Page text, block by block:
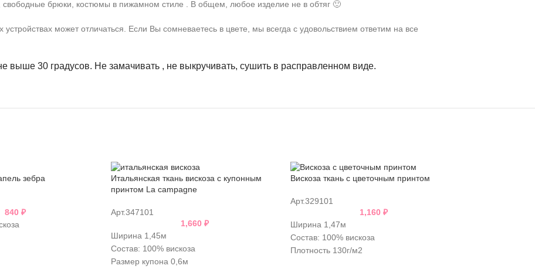
свободные брюки, костюмы в пижамном стиле . В общем, любое изделие не в обтяг 🙂
может отличаться. Если Вы сомневаетесь в цвете, мы всегда с удовольствием ответим на все
выше 30 градусов. Не замачивать , не выкручивать, сушить в расправленном виде.
зебра
840₽
Итальянская ткань вискоза с купонным
принтом La campagne
Арт.347101
1,660 ₽
Ширина 1,45м
Состав: 100% вискоза
Размер купона 0,6м
Вискоза ткань с цветочным принтом
Арт.329101
1,160₽
Ширина 1,47м
Состав: 100% вискоза
Плотность 130г/м2